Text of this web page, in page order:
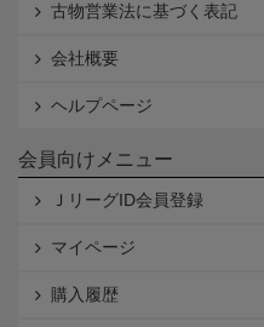
古物営業法に基づく表記
会社概要
ヘルプページ
会員向けメニュー
ＪリーグID会員登録
マイページ
購入履歴